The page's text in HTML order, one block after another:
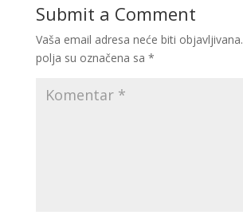
Submit a Comment
Vaša email adresa neće biti objavljivana.
polja su označena sa *